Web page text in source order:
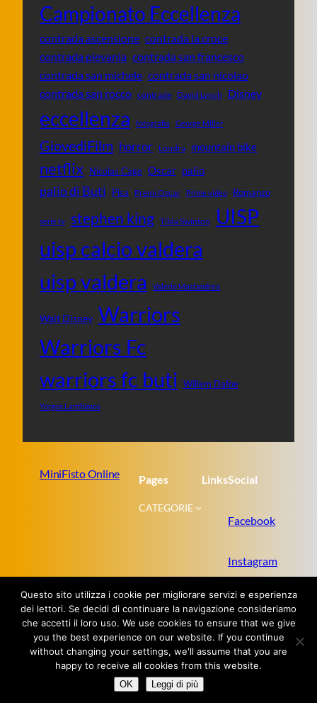
Campionato Eccellenza
contrada ascensione contrada la croce
contrada pievania contrada san francesco
contrada san michele contrada san nicolao
contrada san rocco contrade David Lynch Disney
eccellenza fotografia George Miller
GiovedìFilm horror Londra mountain bike
netflix Nicolas Cage Oscar palio
palio di Buti Pisa Premi Oscar Prime video Romanzo
serie tv stephen king Tilda Swinton UISP
uisp calcio valdera
uisp valdera
Valerio Mastandrea
Walt Disney Warriors
Warriors Fc
warriors fc buti Willem Dafoe
Yorgos Lanthimos
MiniFisto Online Pages
CATEGORIE
LinksSocial
Facebook
Instagram
Twitter
Proudly powered by WordPress
Questo sito utilizza i cookie per migliorare servizi e esperienza
dei lettori. Se decidi di continuare la navigazione consideriamo
che accetti il loro uso. We use cookies to ensure that we give
you the best experience on our website. If you continue
without changing your settings, we'll assume that you are
happy to receive all cookies from this website.
OK Leggi di più